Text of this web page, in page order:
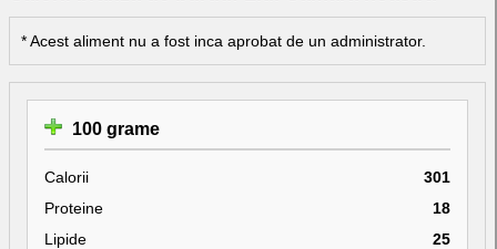
* Acest aliment nu a fost inca aprobat de un administrator.
100 grame
Calorii
301
Proteine
18
Lipide
25